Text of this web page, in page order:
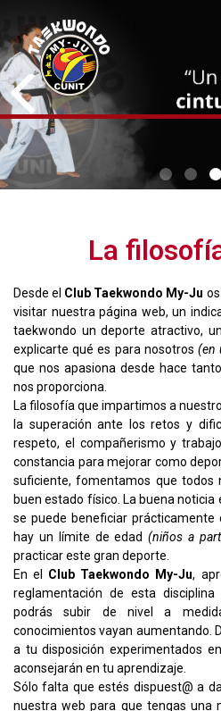
La
Desde el Club Taekwondo My-Ju
visitar nuestra página web, un
taekwondo un deporte atractivo,
explicarte qué es para nosotros (en
que nos apasiona desde hace
nos proporciona.
La filosofía que impartimos a
la superación ante los retos y
respeto, el compañerismo y
constancia para mejorar como
suficiente, fomentamos que todos
buen estado físico. La buena noticia
se puede beneficiar prácticamente
hay un límite de edad(niños a
practicar este gran deporte.
En el Club Taekwondo My-Ju,
reglamentación de esta
podrás subir de nivel a
conocimientos vayan aumentando.
a tu disposición experimentados
aconsejarán en tu aprendizaje.
Sólo falta que estés dispuest@ a
nuestra web para que tengas una